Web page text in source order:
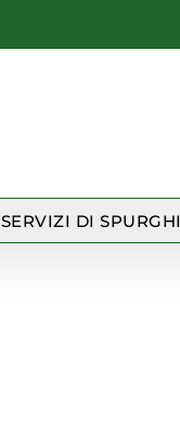
SERVIZI DI SPURGHI